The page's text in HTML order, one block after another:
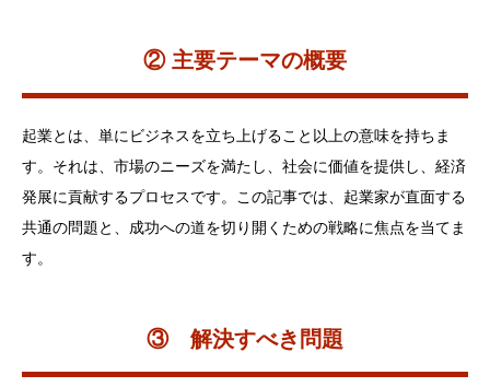
② 主要テーマの概要
起業とは、単にビジネスを立ち上げること以上の意味を持ちま
す。それは、市場のニーズを満たし、社会に価値を提供し、経済
発展に貢献するプロセスです。この記事では、起業家が直面する
共通の問題と、成功への道を切り開くための戦略に焦点を当てま
す。
③ 解決すべき問題